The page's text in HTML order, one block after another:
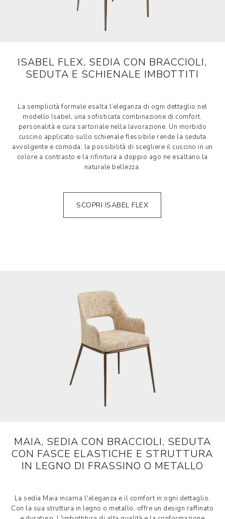
ISABEL FLEX, SEDIA CON BRACCIOLI,
SEDUTA E SCHIENALE IMBOTTITI
La semplicità formale esalta l’eleganza di ogni dettaglio nel
modello Isabel, una sofisticata combinazione di comfort,
personalità e cura sartoriale nella lavorazione. Un morbido
cuscino applicato sullo schienale flessibile rende la seduta
avvolgente e comoda; la possibilità di scegliere il cuscino in un
colore a contrasto e la rifinitura a doppio ago ne esaltano la
naturale bellezza.
SCOPRI ISABEL FLEX
MAIA, SEDIA CON BRACCIOLI, SEDUTA
CON FASCE ELASTICHE E STRUTTURA
IN LEGNO DI FRASSINO O METALLO
La sedia Maia incarna l'eleganza e il comfort in ogni dettaglio.
Con la sua struttura in legno o metallo, offre un design raffinato